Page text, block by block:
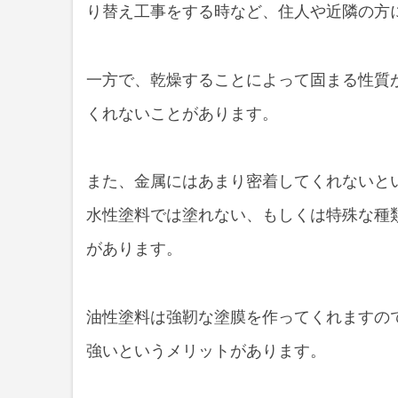
り替え工事をする時など、住人や近隣の
一方で、乾燥することによって固まる性
くれないことがあります。
また、金属にはあまり密着してくれない
水性塗料では塗れない、もしくは特殊な
があります。
油性塗料は強靭な塗膜を作ってくれます
強いというメリットがあります。